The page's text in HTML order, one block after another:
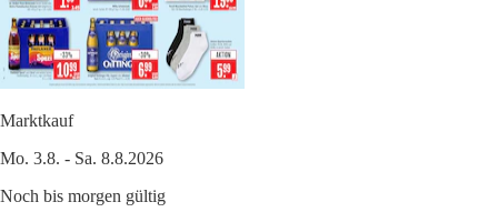
Marktkauf
Mo. 3.8. - Sa. 8.8.2026
Noch bis morgen gültig